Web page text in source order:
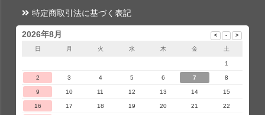
特定商取引法に基づく表記
2026年8月
日 月 火 水 木 金 土
1
2 3 4 5 6 7 8
9 10 11 12 13 14 15
16 17 18 19 20 21 22